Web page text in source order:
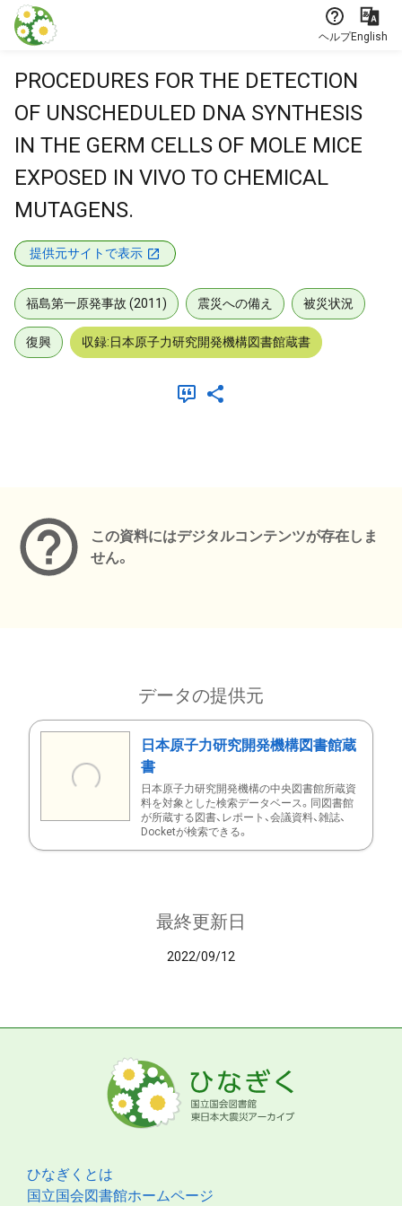
本文に飛ぶ
ヘルプEnglish
PROCEDURES FOR THE DETECTION
OF UNSCHEDULED DNA SYNTHESIS
IN THE GERM CELLS OF MOLE MICE
EXPOSED IN VIVO TO CHEMICAL
MUTAGENS.
提供元サイトで表示
福島第一原発事故 (2011) 震災への備え 被災状況
復興 収録:日本原子力研究開発機構図書館蔵書
この資料にはデジタルコンテンツが存在しま
せん。
データの提供元
日本原子力研究開発機構図書館蔵
書
日本原子力研究開発機構の中央図書館所蔵資
料を対象とした検索データベース。同図書館
が所蔵する図書、レポート、会議資料、雑誌、
Docketが検索できる。
最終更新日
2022/09/12
ひなぎくとは
国立国会図書館ホームページ